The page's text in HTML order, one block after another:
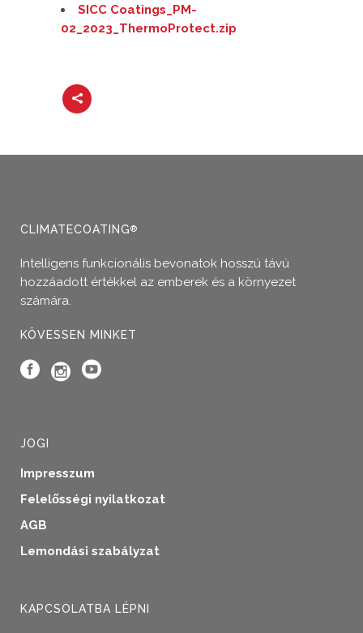
SICC Coatings_PM-
02_2023_ThermoProtect.zip
CLIMATECOATING®
Intelligens funkcionális bevonatok hosszú távú
hozzáadott értékkel az emberek és a környezet
számára.
KÖVESSEN MINKET
JOGI
Impresszum
Felelősségi nyilatkozat
AGB
Lemondási szabályzat
KAPCSOLATBA LÉPNI